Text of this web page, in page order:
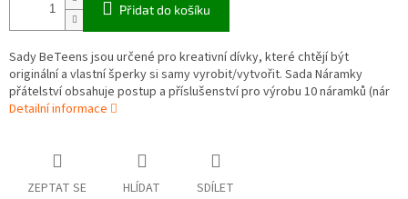
Přidat do košíku
Sady BeTeens jsou určené pro kreativní dívky, které chtějí být
originální a vlastní šperky si samy vyrobit/vytvořit. Sada Náramky
přátelství obsahuje postup a příslušenství pro výrobu 10 náramků (nár
Detailní informace
ZEPTAT SE HLÍDAT SDÍLET